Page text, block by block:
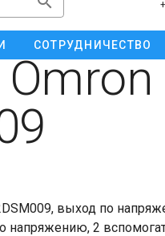
СОТРУДНИЧЕСТВО
выход по
напряжению, 2